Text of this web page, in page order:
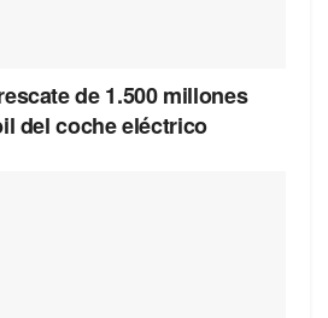
de 1.500 millones
del coche eléctrico